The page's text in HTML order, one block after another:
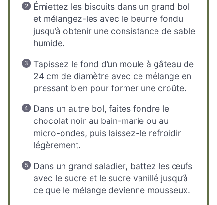
Émiettez les biscuits dans un grand bol
et mélangez-les avec le beurre fondu
jusqu’à obtenir une consistance de sable
humide.
Tapissez le fond d’un moule à gâteau de
24 cm de diamètre avec ce mélange en
pressant bien pour former une croûte.
Dans un autre bol, faites fondre le
chocolat noir au bain-marie ou au
micro-ondes, puis laissez-le refroidir
légèrement.
Dans un grand saladier, battez les œufs
avec le sucre et le sucre vanillé jusqu’à
ce que le mélange devienne mousseux.